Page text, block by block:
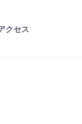
クセス